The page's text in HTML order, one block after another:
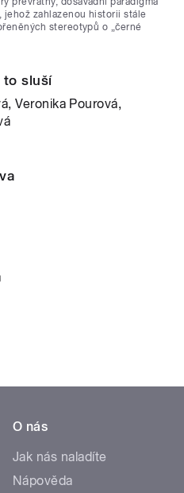
zahlazenou historii stále
stereotypů o „černé
to sluší
Veronika Pourová,
O nás
Jak nás naladíte
Nápověda